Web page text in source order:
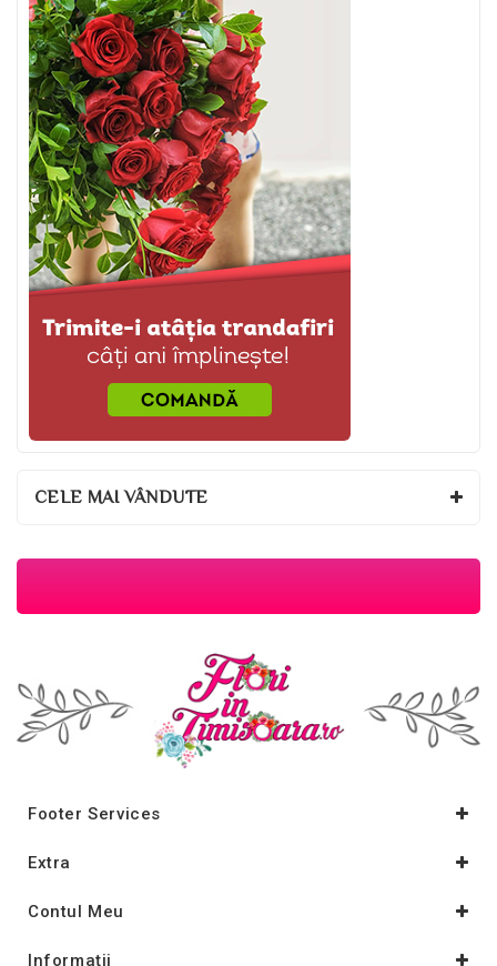
CELE MAI VÂNDUTE
Footer Services
Extra
Contul Meu
Informaţii